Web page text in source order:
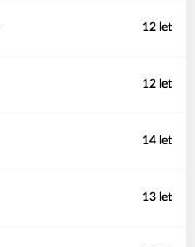
12 let
12 let
14 let
13 let